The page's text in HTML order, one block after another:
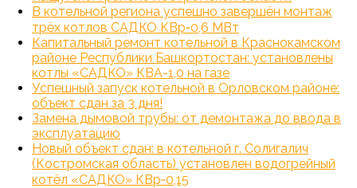
В котельной региона успешно завершён монтаж
трёх котлов САДКО КВр‑0,6 МВт
Капитальный ремонт котельной в Краснокамском
районе Республики Башкортостан: установлены
котлы «САДКО» КВА-1,0 на газе
Успешный запуск котельной в Орловском районе:
объект сдан за 3 дня!
Замена дымовой трубы: от демонтажа до ввода в
эксплуатацию
Новый объект сдан: в котельной г. Солигалич
(Костромская область) установлен водогрейный
котёл «САДКО» КВр‑0,15